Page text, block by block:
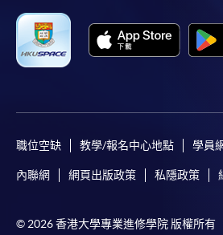
職位空缺 教學/報名中心地點 學員
內聯網 網頁出版政策 私隱政策
© 2026 香港大學專業進修學院 版權所有